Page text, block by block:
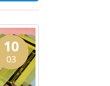
10
03